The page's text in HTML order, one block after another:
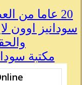
20 عاما من العطاء و الصمود
سودانيز اوون
مكتبة